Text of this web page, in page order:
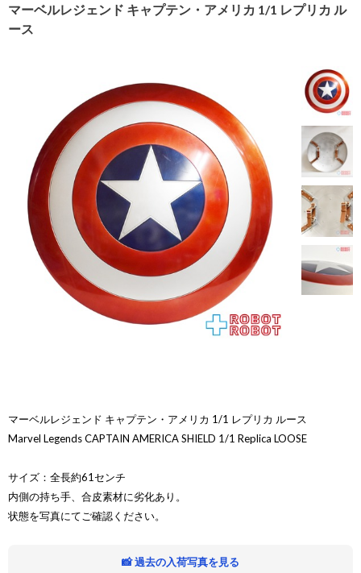
マーベルレジェンド キャプテン・アメリカ 1/1 レプリカ ル
ース
マーベルレジェンド キャプテン・アメリカ 1/1 レプリカ ルース
Marvel Legends CAPTAIN AMERICA SHIELD 1/1 Replica LOOSE
サイズ：全長約61センチ
内側の持ち手、合皮素材に劣化あり。
状態を写真にてご確認ください。
📸 過去の入荷写真を見る